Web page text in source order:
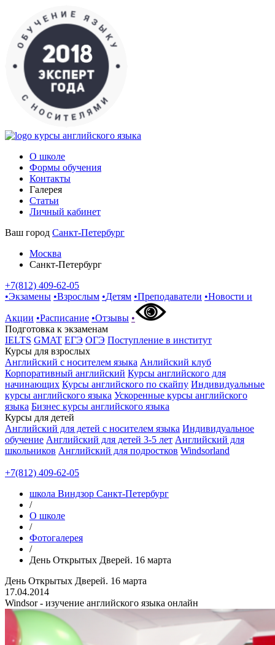
курсы английского языка
О школе
Формы обучения
Контакты
Галерея
Статьи
Личный кабинет
Ваш город Санкт-Петербург
Москва
Санкт-Петербург
+7(812) 409-62-05
•Экзамены •Взрослым •Детям •Преподаватели •Новости и
Акции •Расписание •Отзывы •
Подготовка к экзаменам
IELTS GMAT ЕГЭ ОГЭ Поступление в институт
Курсы для взрослых
Английский с носителем языка Анлийский клуб
Корпоративный английский Курсы английского для
начинающих Курсы английского по скайпу Индивидуальные
курсы английского языка Ускоренные курсы английского
языка Бизнес курсы английского языка
Курсы для детей
Английский для детей с носителем языка Индивидуальное
обучение Английский для детей 3-5 лет Английский для
школьников Английский для подростков Windsorland
+7(812) 409-62-05
школа Виндзор Санкт-Петербург
/
О школе
/
Фотогалерея
/
День Открытых Дверей. 16 марта
День Открытых Дверей. 16 марта
17.04.2014
Windsor - изучение английского языка онлайн